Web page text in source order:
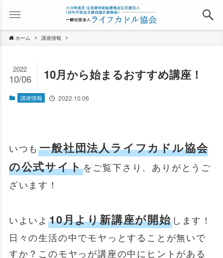
ホーム 講座情報
10月から始まるおすすめ講座！
2022
10/06
講座情報 2022.10.06
いつも一般社団法人ライフカドル協会
の公式サイトをご覧下さり、ありがとうご
ざいます！
いよいよ10月より新講座が開始します！
日々の生活の中でモヤっとすることが無いで
すか？このモヤっが講座の中にヒントがある